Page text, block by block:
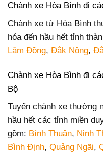
Chành xe Hòa Bình đi
Chành xe từ Hòa Bình
hóa đến hầu hết tỉnh
Lâm Đồng, Đắk Nông,
Chành xe Hòa Bình đi
Bộ
Tuyến chành xe thường
hầu hết các tỉnh miền
gồm: Bình Thuận, Ninh
Bình Định, Quảng Ngãi,